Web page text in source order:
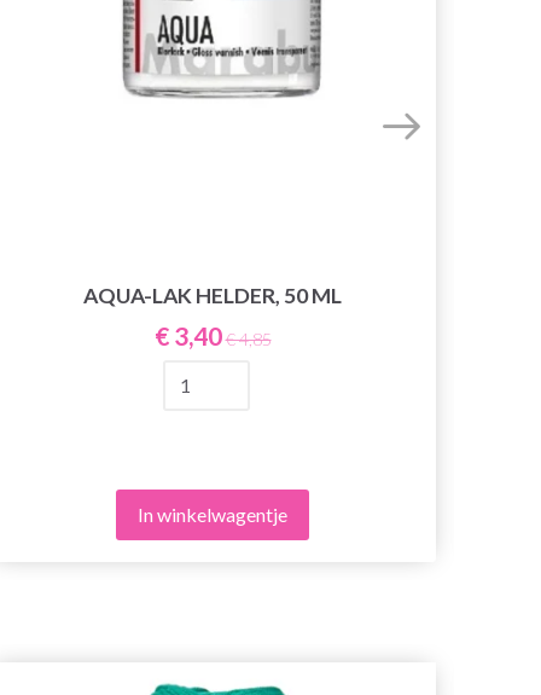
AQUA-LAK HELDER, 50 ML
€ 3,40€ 4,85
In winkelwagentje